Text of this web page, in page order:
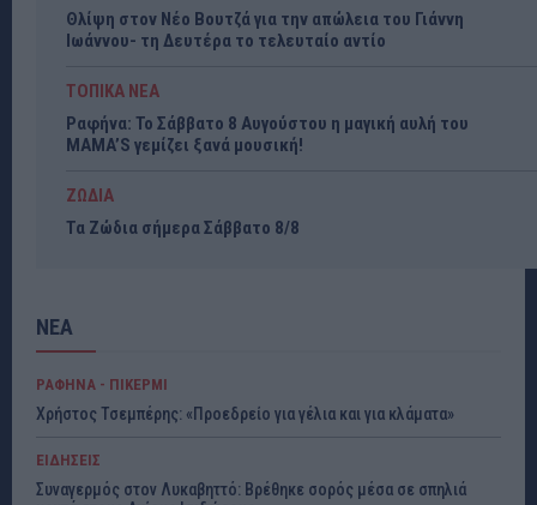
Θλίψη στον Νέο Βουτζά για την απώλεια του Γιάννη
Ιωάννου- τη Δευτέρα το τελευταίο αντίο
ΤΟΠΙΚΑ ΝΕΑ
Ραφήνα: Το Σάββατο 8 Αυγούστου η μαγική αυλή του
MAMA’S γεμίζει ξανά μουσική!
ΖΩΔΙΑ
Τα Ζώδια σήμερα Σάββατο 8/8
ΝΕΑ
ΡΑΦΗΝΑ - ΠΙΚΕΡΜΙ
Χρήστος Τσεμπέρης: «Προεδρείο για γέλια και για κλάματα»
ΕΙΔΗΣΕΙΣ
Συναγερμός στον Λυκαβηττό: Βρέθηκε σορός μέσα σε σπηλιά